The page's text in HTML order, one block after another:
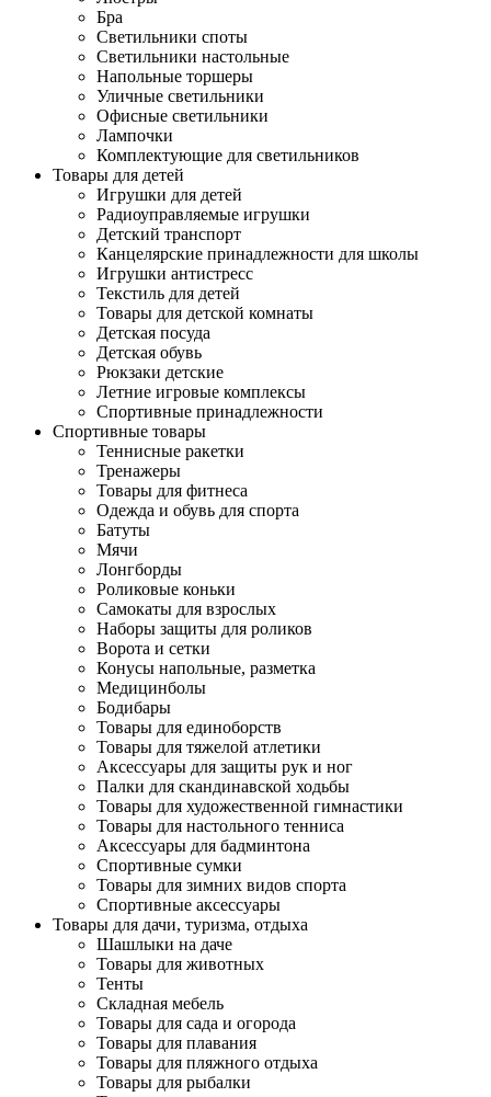
Бра
Светильники споты
Светильники настольные
Напольные торшеры
Уличные светильники
Офисные светильники
Лампочки
Комплектующие для светильников
Товары для детей
Игрушки для детей
Радиоуправляемые игрушки
Детский транспорт
Канцелярские принадлежности для школы
Игрушки антистресс
Текстиль для детей
Товары для детской комнаты
Детская посуда
Детская обувь
Рюкзаки детские
Летние игровые комплексы
Спортивные принадлежности
Спортивные товары
Теннисные ракетки
Тренажеры
Товары для фитнеса
Одежда и обувь для спорта
Батуты
Мячи
Лонгборды
Роликовые коньки
Самокаты для взрослых
Наборы защиты для роликов
Ворота и сетки
Конусы напольные, разметка
Медицинболы
Бодибары
Товары для единоборств
Товары для тяжелой атлетики
Аксессуары для защиты рук и ног
Палки для скандинавской ходьбы
Товары для художественной гимнастики
Товары для настольного тенниса
Аксессуары для бадминтона
Спортивные сумки
Товары для зимних видов спорта
Спортивные аксессуары
Товары для дачи, туризма, отдыха
Шашлыки на даче
Товары для животных
Тенты
Складная мебель
Товары для сада и огорода
Товары для плавания
Товары для пляжного отдыха
Товары для рыбалки